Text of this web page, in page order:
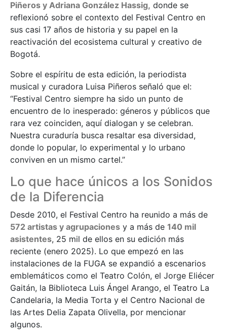
Piñeros y Adriana González Hassig, donde se
reflexionó sobre el contexto del Festival Centro en
sus casi 17 años de historia y su papel en la
reactivación del ecosistema cultural y creativo de
Bogotá.
Sobre el espíritu de esta edición, la periodista
musical y curadora Luisa Piñeros señaló que el:
“Festival Centro siempre ha sido un punto de
encuentro de lo inesperado: géneros y públicos que
rara vez coinciden, aquí dialogan y se celebran.
Nuestra curaduría busca resaltar esa diversidad,
donde lo popular, lo experimental y lo urbano
conviven en un mismo cartel.”
Lo que hace únicos a los Sonidos
de la Diferencia
Desde 2010, el Festival Centro ha reunido a más de
572 artistas y agrupaciones y a más de 140 mil
asistentes, 25 mil de ellos en su edición más
reciente (enero 2025). Lo que empezó en las
instalaciones de la FUGA se expandió a escenarios
emblemáticos como el Teatro Colón, el Jorge Eliécer
Gaitán, la Biblioteca Luis Ángel Arango, el Teatro La
Candelaria, la Media Torta y el Centro Nacional de
las Artes Delia Zapata Olivella, por mencionar
algunos.